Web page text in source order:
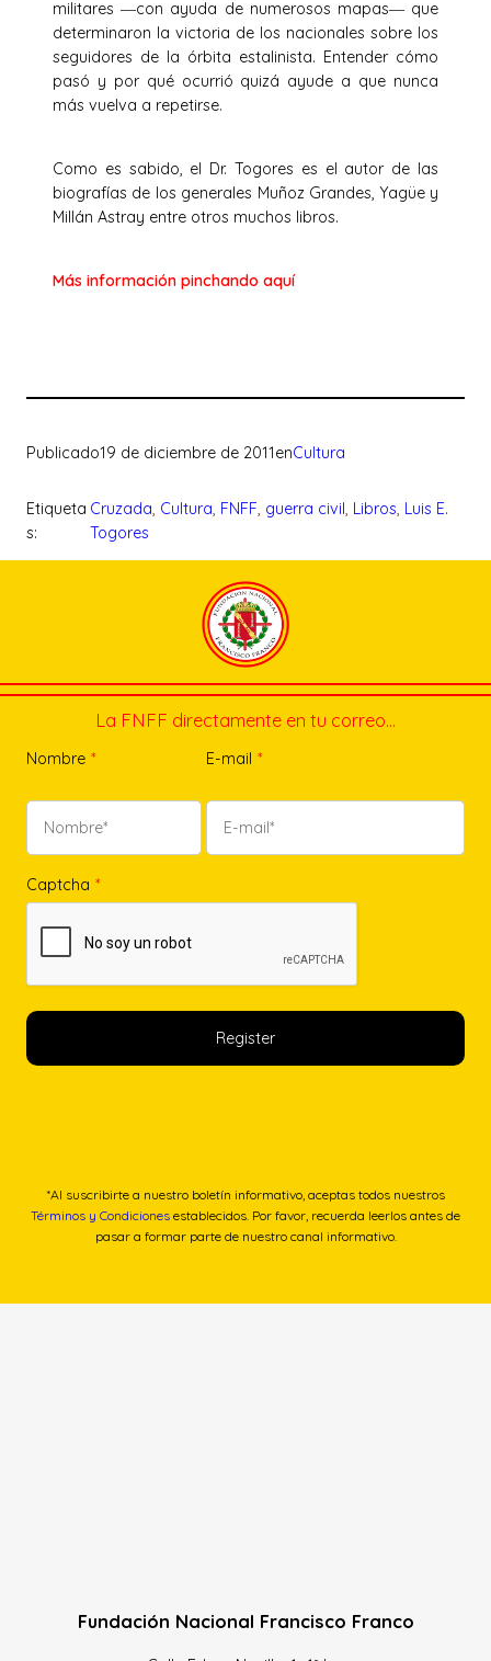
militares ―con ayuda de numerosos mapas― que
determinaron la victoria de los nacionales sobre los
seguidores de la órbita estalinista. Entender cómo
pasó y por qué ocurrió quizá ayude a que nunca
más vuelva a repetirse.
Como es sabido, el Dr. Togores es el autor de las
biografías de los generales Muñoz Grandes, Yagüe y
Millán Astray entre otros muchos libros.
Más información pinchando aquí
Publicado19 de diciembre de 2011enCultura
Etiqueta
s:
Cruzada Cultura FNFF guerra civil Libros Luis E.
Togores
La FNFF directamente en tu correo…
Nombre * E-mail *
Captcha *
*Al suscribirte a nuestro boletín informativo, aceptas todos nuestros
Términos y Condiciones establecidos. Por favor, recuerda leerlos antes de
pasar a formar parte de nuestro canal informativo.
Fundación Nacional Francisco Franco